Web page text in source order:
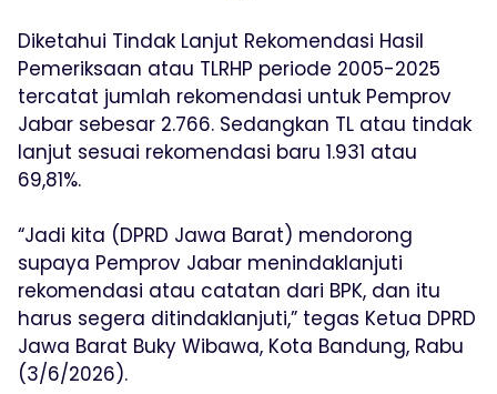
Diketahui Tindak Lanjut Rekomendasi Hasil
Pemeriksaan atau TLRHP periode 2005-2025
tercatat jumlah rekomendasi untuk Pemprov
Jabar sebesar 2.766. Sedangkan TL atau tindak
lanjut sesuai rekomendasi baru 1.931 atau
69,81%.
“Jadi kita (DPRD Jawa Barat) mendorong
supaya Pemprov Jabar menindaklanjuti
rekomendasi atau catatan dari BPK, dan itu
harus segera ditindaklanjuti,” tegas Ketua DPRD
Jawa Barat Buky Wibawa, Kota Bandung, Rabu
(3/6/2026).